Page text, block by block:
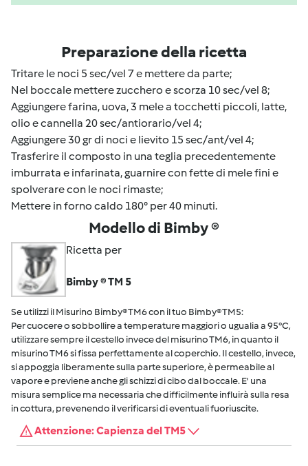
Preparazione della ricetta
Tritare le noci 5 sec/vel 7 e mettere da parte;
Nel boccale mettere zucchero e scorza 10 sec/vel 8;
Aggiungere farina, uova, 3 mele a tocchetti piccoli, latte,
olio e cannella 20 sec/antiorario/vel 4;
Aggiungere 30 gr di noci e lievito 15 sec/ant/vel 4;
Trasferire il composto in una teglia precedentemente
imburrata e infarinata, guarnire con fette di mele fini e
spolverare con le noci rimaste;
Mettere in forno caldo 180° per 40 minuti.
Modello di Bimby ®
Ricetta per
Bimby ® TM 5
Se utilizzi il Misurino Bimby® TM6 con il tuo Bimby® TM5:
Per cuocere o sobbollire a temperature maggiori o ugualia a 95°C,
utilizzare sempre il cestello invece del misurino TM6, in quanto il
misurino TM6 si fissa perfettamente al coperchio. Il cestello, invece,
si appoggia liberamente sulla parte superiore, è permeabile al
vapore e previene anche gli schizzi di cibo dal boccale. E' una
misura semplice ma necessaria che difficilmente influirà sulla resa
in cottura, prevenendo il verificarsi di eventuali fuoriuscite.
Attenzione: Capienza del TM5